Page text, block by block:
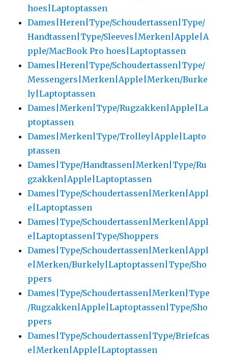
hoes|Laptoptassen
Dames|Heren|Type/Schoudertassen|Type/
Handtassen|Type/Sleeves|Merken|Apple|A
pple/MacBook Pro hoes|Laptoptassen
Dames|Heren|Type/Schoudertassen|Type/
Messengers|Merken|Apple|Merken/Burke
ly|Laptoptassen
Dames|Merken|Type/Rugzakken|Apple|La
ptoptassen
Dames|Merken|Type/Trolley|Apple|Lapto
ptassen
Dames|Type/Handtassen|Merken|Type/Ru
gzakken|Apple|Laptoptassen
Dames|Type/Schoudertassen|Merken|Appl
e|Laptoptassen
Dames|Type/Schoudertassen|Merken|Appl
e|Laptoptassen|Type/Shoppers
Dames|Type/Schoudertassen|Merken|Appl
e|Merken/Burkely|Laptoptassen|Type/Sho
ppers
Dames|Type/Schoudertassen|Merken|Type
/Rugzakken|Apple|Laptoptassen|Type/Sho
ppers
Dames|Type/Schoudertassen|Type/Briefcas
e|Merken|Apple|Laptoptassen